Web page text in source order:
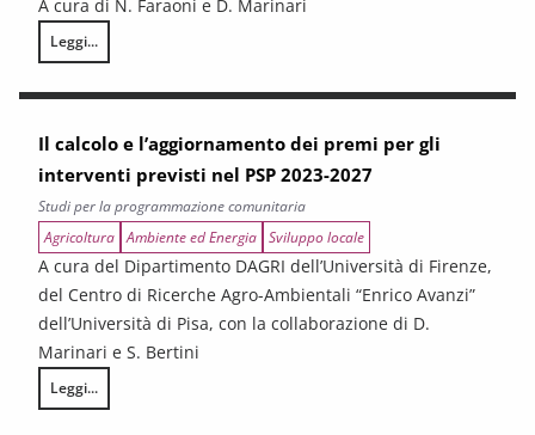
A cura di N. Faraoni e D. Marinari
Leggi...
Il tessuto economico e occupazionale del Valdarno. Quadro
Il calcolo e l’aggiornamento dei premi per gli
interventi previsti nel PSP 2023-2027
Studi per la programmazione comunitaria
Agricoltura Ambiente ed Energia Sviluppo locale
A cura del Dipartimento DAGRI dell’Università di Firenze,
del Centro di Ricerche Agro-Ambientali “Enrico Avanzi”
dell’Università di Pisa, con la collaborazione di D.
Marinari e S. Bertini
Leggi...
Il calcolo e l’aggiornamento dei premi per gli interventi previsti nel PSP